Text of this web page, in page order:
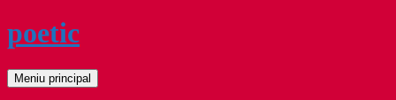
poetic
Caută
Meniu principal